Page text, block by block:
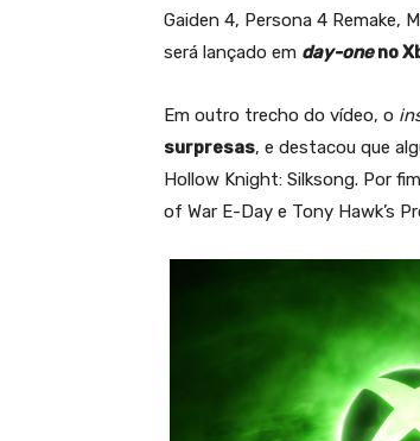
Gaiden 4, Persona 4 Remake,
será lançado em day-oneno
Em outro trecho do vídeo, o
surpresas, e destacou que
Hollow Knight: Silksong. Por
of War E-Day e Tony Hawk’s